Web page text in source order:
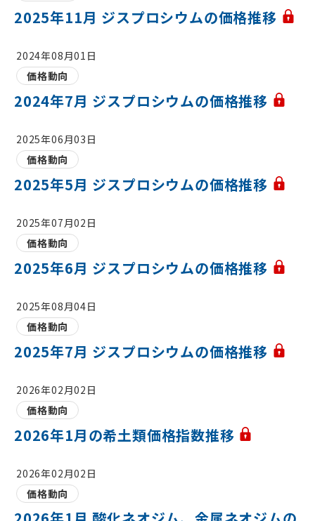
2025年11月 ジスプロシウムの価格推移
2024年08月01日
価格動向
2024年7月 ジスプロシウムの価格推移
2025年06月03日
価格動向
2025年5月 ジスプロシウムの価格推移
2025年07月02日
価格動向
2025年6月 ジスプロシウムの価格推移
2025年08月04日
価格動向
2025年7月 ジスプロシウムの価格推移
2026年02月02日
価格動向
2026年1月の希土類価格指数推移
2026年02月02日
価格動向